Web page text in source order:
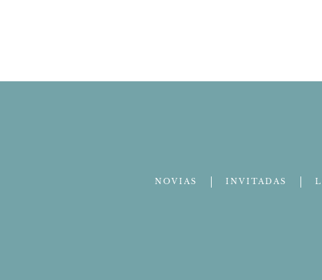
NOVIAS INVITADAS